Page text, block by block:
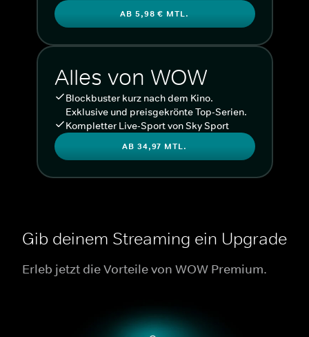
AB 5,98 € MTL.
Alles von WOW
Blockbuster kurz nach dem Kino.
Exklusive und preisgekrönte Top-Serien.
Kompletter Live-Sport von Sky Sport
AB 34,97 MTL.
Gib deinem Streaming ein Upgrade
Erleb jetzt die Vorteile von WOW Premium.